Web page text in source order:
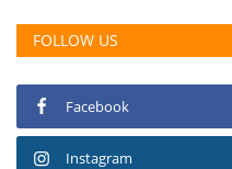
FOLLOW US
Facebook
Instagram